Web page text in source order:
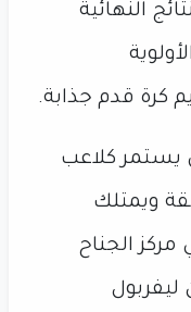
النهائية
كرة قدم جذابة.
يستمر كلاعب
ويمتلك
مركز الجناح
ليفربول